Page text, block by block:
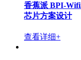
香蕉派 BPI-
芯片方案设计
查看详细+